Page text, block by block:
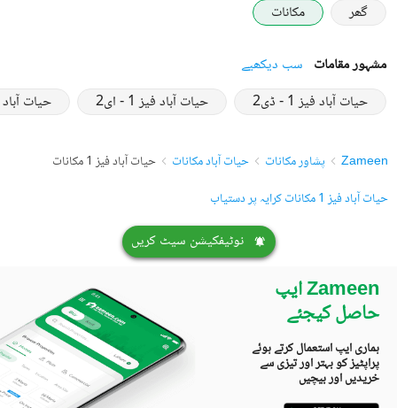
گھر
مکانات
مشہور مقامات سب دیکھیے
حیات آباد فیز 1 - ڈی2
حیات آباد فیز 1 - ای2 حیات آباد
Zameen پشاور مکانات حیات آباد مکانات
حیات آباد فیز 1 مکانات
حیات آباد فیز 1 مکانات کرایہ پر دستیاب
نوٹیفکیشن سیٹ کریں
Zameen ایپ
حاصل کیجئے
ہماری ایپ استعمال کرتے ہوئے
پراپٹیز کو بہتر اور تیزی سے
خریدیں اور بیچیں